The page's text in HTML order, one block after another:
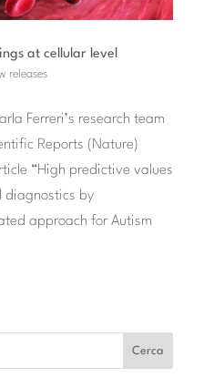
at cellular level
releases
Ferreri’s research team
Reports (Nature)
“High predictive values
diagnostics by
approach for Autism